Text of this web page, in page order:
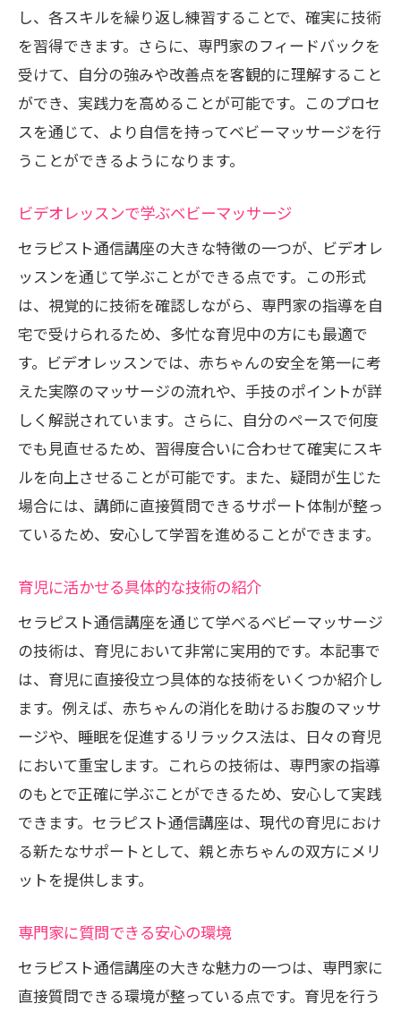
し、各スキルを繰り返し練習することで、確実に技術
を習得できます。さらに、専門家のフィードバックを
受けて、自分の強みや改善点を客観的に理解すること
ができ、実践力を高めることが可能です。このプロセ
スを通じて、より自信を持ってベビーマッサージを行
うことができるようになります。
ビデオレッスンで学ぶベビーマッサージ
セラピスト通信講座の大きな特徴の一つが、ビデオレ
ッスンを通じて学ぶことができる点です。この形式
は、視覚的に技術を確認しながら、専門家の指導を自
宅で受けられるため、多忙な育児中の方にも最適で
す。ビデオレッスンでは、赤ちゃんの安全を第一に考
えた実際のマッサージの流れや、手技のポイントが詳
しく解説されています。さらに、自分のペースで何度
でも見直せるため、習得度合いに合わせて確実にスキ
ルを向上させることが可能です。また、疑問が生じた
場合には、講師に直接質問できるサポート体制が整っ
ているため、安心して学習を進めることができます。
育児に活かせる具体的な技術の紹介
セラピスト通信講座を通じて学べるベビーマッサージ
の技術は、育児において非常に実用的です。本記事で
は、育児に直接役立つ具体的な技術をいくつか紹介し
ます。例えば、赤ちゃんの消化を助けるお腹のマッサ
ージや、睡眠を促進するリラックス法は、日々の育児
において重宝します。これらの技術は、専門家の指導
のもとで正確に学ぶことができるため、安心して実践
できます。セラピスト通信講座は、現代の育児におけ
る新たなサポートとして、親と赤ちゃんの双方にメリ
ットを提供します。
専門家に質問できる安心の環境
セラピスト通信講座の大きな魅力の一つは、専門家に
直接質問できる環境が整っている点です。育児を行う